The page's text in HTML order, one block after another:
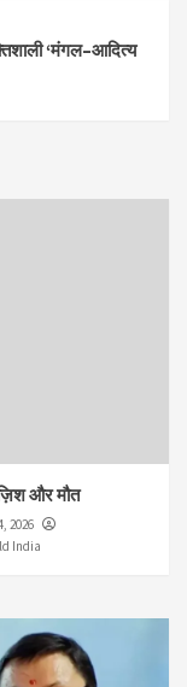
‘मंगल–आदित्य
और मौत
2026
India